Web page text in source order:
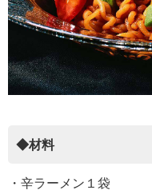
◆材料
・辛ラーメン１袋